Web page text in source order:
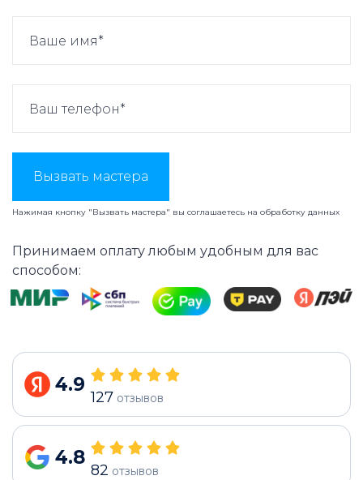
Вызвать мастера
Нажимая кнопку "Вызвать мастера" вы соглашаетесь на обработку данных
Принимаем оплату любым удобным для вас
способом:
4.9
127 отзывов
4.8
82 отзывов